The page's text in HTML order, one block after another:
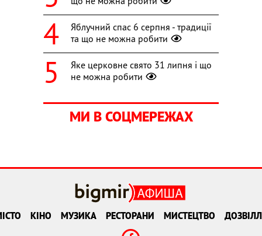
Яблучний спас 6 серпня - традиції
та що не можна робити
Яке церковне свято 31 липня і що
не можна робити
МИ В СОЦМЕРЕЖАХ
КІНО МУЗИКА РЕСТОРАНИ МИСТЕЦТВО